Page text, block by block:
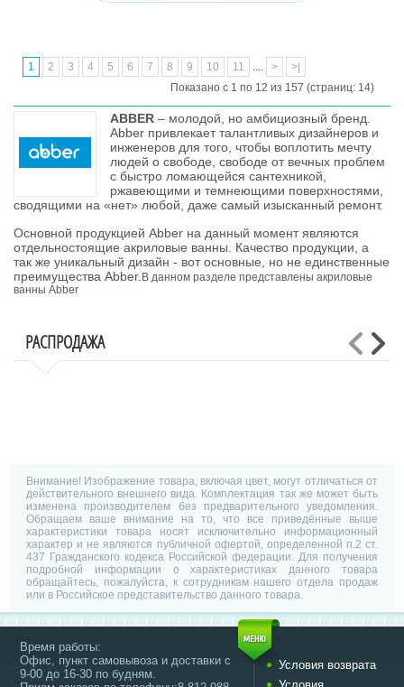
1 2 3 4 5 6 7 8 9 10 11 .... >
>|
Показано с 1 по 12 из 157 (страниц: 14)
ABBER – молодой, но амбициозный бренд.
Abber привлекает талантливых дизайнеров и
инженеров для того, чтобы воплотить мечту
людей о свободе, свободе от вечных проблем
с быстро ломающейся сантехникой,
ржавеющими и темнеющими поверхностями,
сводящими на «нет» любой, даже самый изысканный ремонт.
Основной продукцией Abber на данный момент являются
отдельностоящие акриловые ванны. Качество продукции, а
так же уникальный дизайн - вот основные, но не единственные
преимущества Abber. В данном разделе представлены акриловые
ванны Abber
РАСПРОДАЖА
Внимание! Изображение товара, включая цвет, могут отличаться от
действительного внешнего вида. Комплектация так же может быть
изменена производителем без предварительного уведомления.
Обращаем ваше внимание на то, что все приведённые выше
характеристики товара носят исключительно информационный
характер и не являются публичной офертой, определенной п.2 ст.
437 Гражданского кодекса Российской федерации. Для получения
подробной информации о характеристиках данного товара
обращайтесь, пожалуйста, к сотрудникам нашего отдела продаж
или в Российское представительство данного товара.
Время работы:
Офис, пункт самовывоза и доставки с
9-00 до 16-30 по будням.
Условия возврата